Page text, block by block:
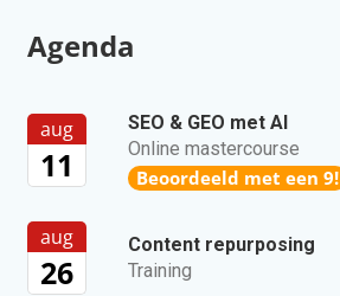
Agenda
aug
11
SEO & GEO met AI
Online mastercourse
Beoordeeld met een 9!
aug
26
Content repurposing
Training